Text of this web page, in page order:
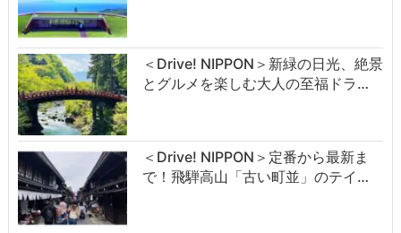
＜Drive! NIPPON＞新緑の日光、絶景
とグルメを楽しむ大人の至福ドラ…
＜Drive! NIPPON＞定番から最新ま
で！飛騨高山「古い町並」のテイ…